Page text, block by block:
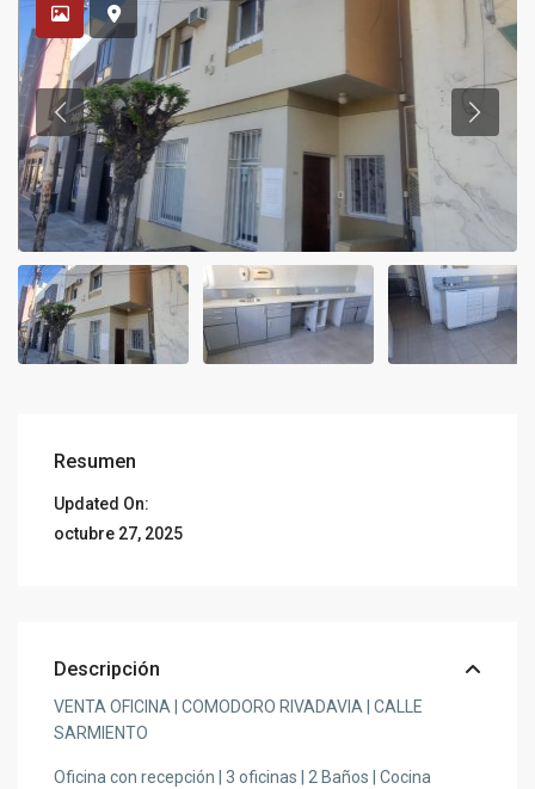
Resumen
Updated On:
octubre 27, 2025
Descripción
VENTA OFICINA | COMODORO RIVADAVIA | CALLE
SARMIENTO
Oficina con recepción | 3 oficinas | 2 Baños | Cocina